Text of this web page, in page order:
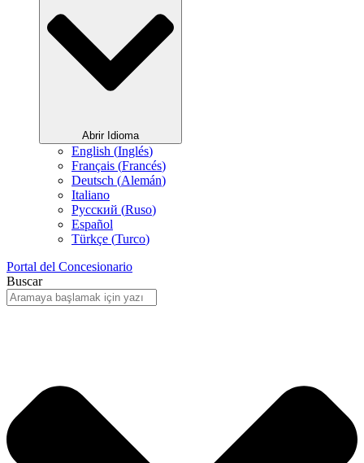
Abrir Idioma
English (Inglés)
Français (Francés)
Deutsch (Alemán)
Italiano
Русский (Ruso)
Español
Türkçe (Turco)
Portal del Concesionario
Buscar